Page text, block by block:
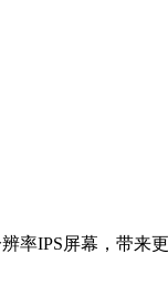
率IPS屏幕，带来